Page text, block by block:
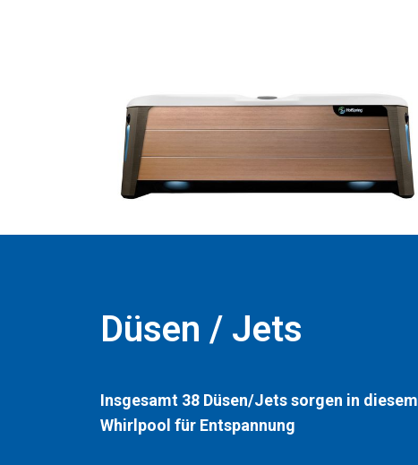
Düsen / Jets
Insgesamt 38 Düsen/Jets sorgen in diesem
Whirlpool für Entspannung